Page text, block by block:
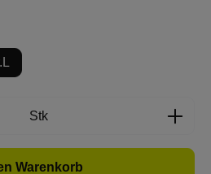
ist zurzeit nicht verfügbar.)
den gewünschten
Stk
Warenkorb